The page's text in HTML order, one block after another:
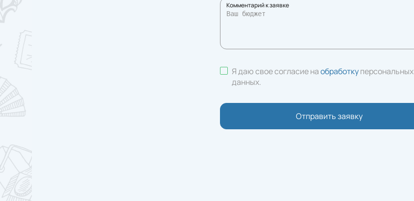
Комментарий к заявке
Я даю свое согласие наобработкуперсональных
данных.
Отправить заявку